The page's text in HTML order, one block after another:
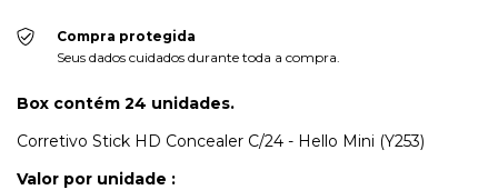
Compra protegida
Seus dados cuidados durante toda a compra.
Box contém 24 unidades.
Corretivo Stick HD Concealer C/24 - Hello Mini (Y253)
Valor por unidade :